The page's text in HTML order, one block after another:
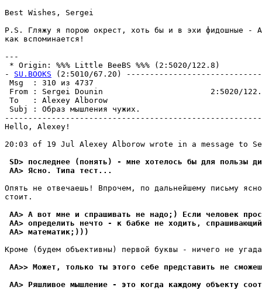
Best Wishes, Sergei
P.S. Гляжу я порою окрест, хоть бы и в эхи фидошные -
как вспоминается!
---
* Origin: %%% Little BeeBS %%% (2:5020/122.8)
- SU.BOOKS (2:5010/67.20)
Msg  : 310
From : Sergei Dounin                       2:5020/
To   : Alexey Alborow
Subj : Образ
Hello, Alexey!
20:03 of 19 Jul Alexey Alborow wrote in a message to
SD> последнее (понять) - мне хотелось бы для пользы
AA> Ясно. Типа тест...
Опять не отвечаешь! Впрочем, по дальнейшему письму
стоит.
AA> А вот мне и спрашивать не надо;) Если человек
AA> определить нечто - к бабке не ходить,
AA> математик;)))
Кроме (будем объективны) первой буквы - ничего не
AA>> Может, только ты этого себе представить не
AA> Pяшливое мышление - это когда каждому объекту